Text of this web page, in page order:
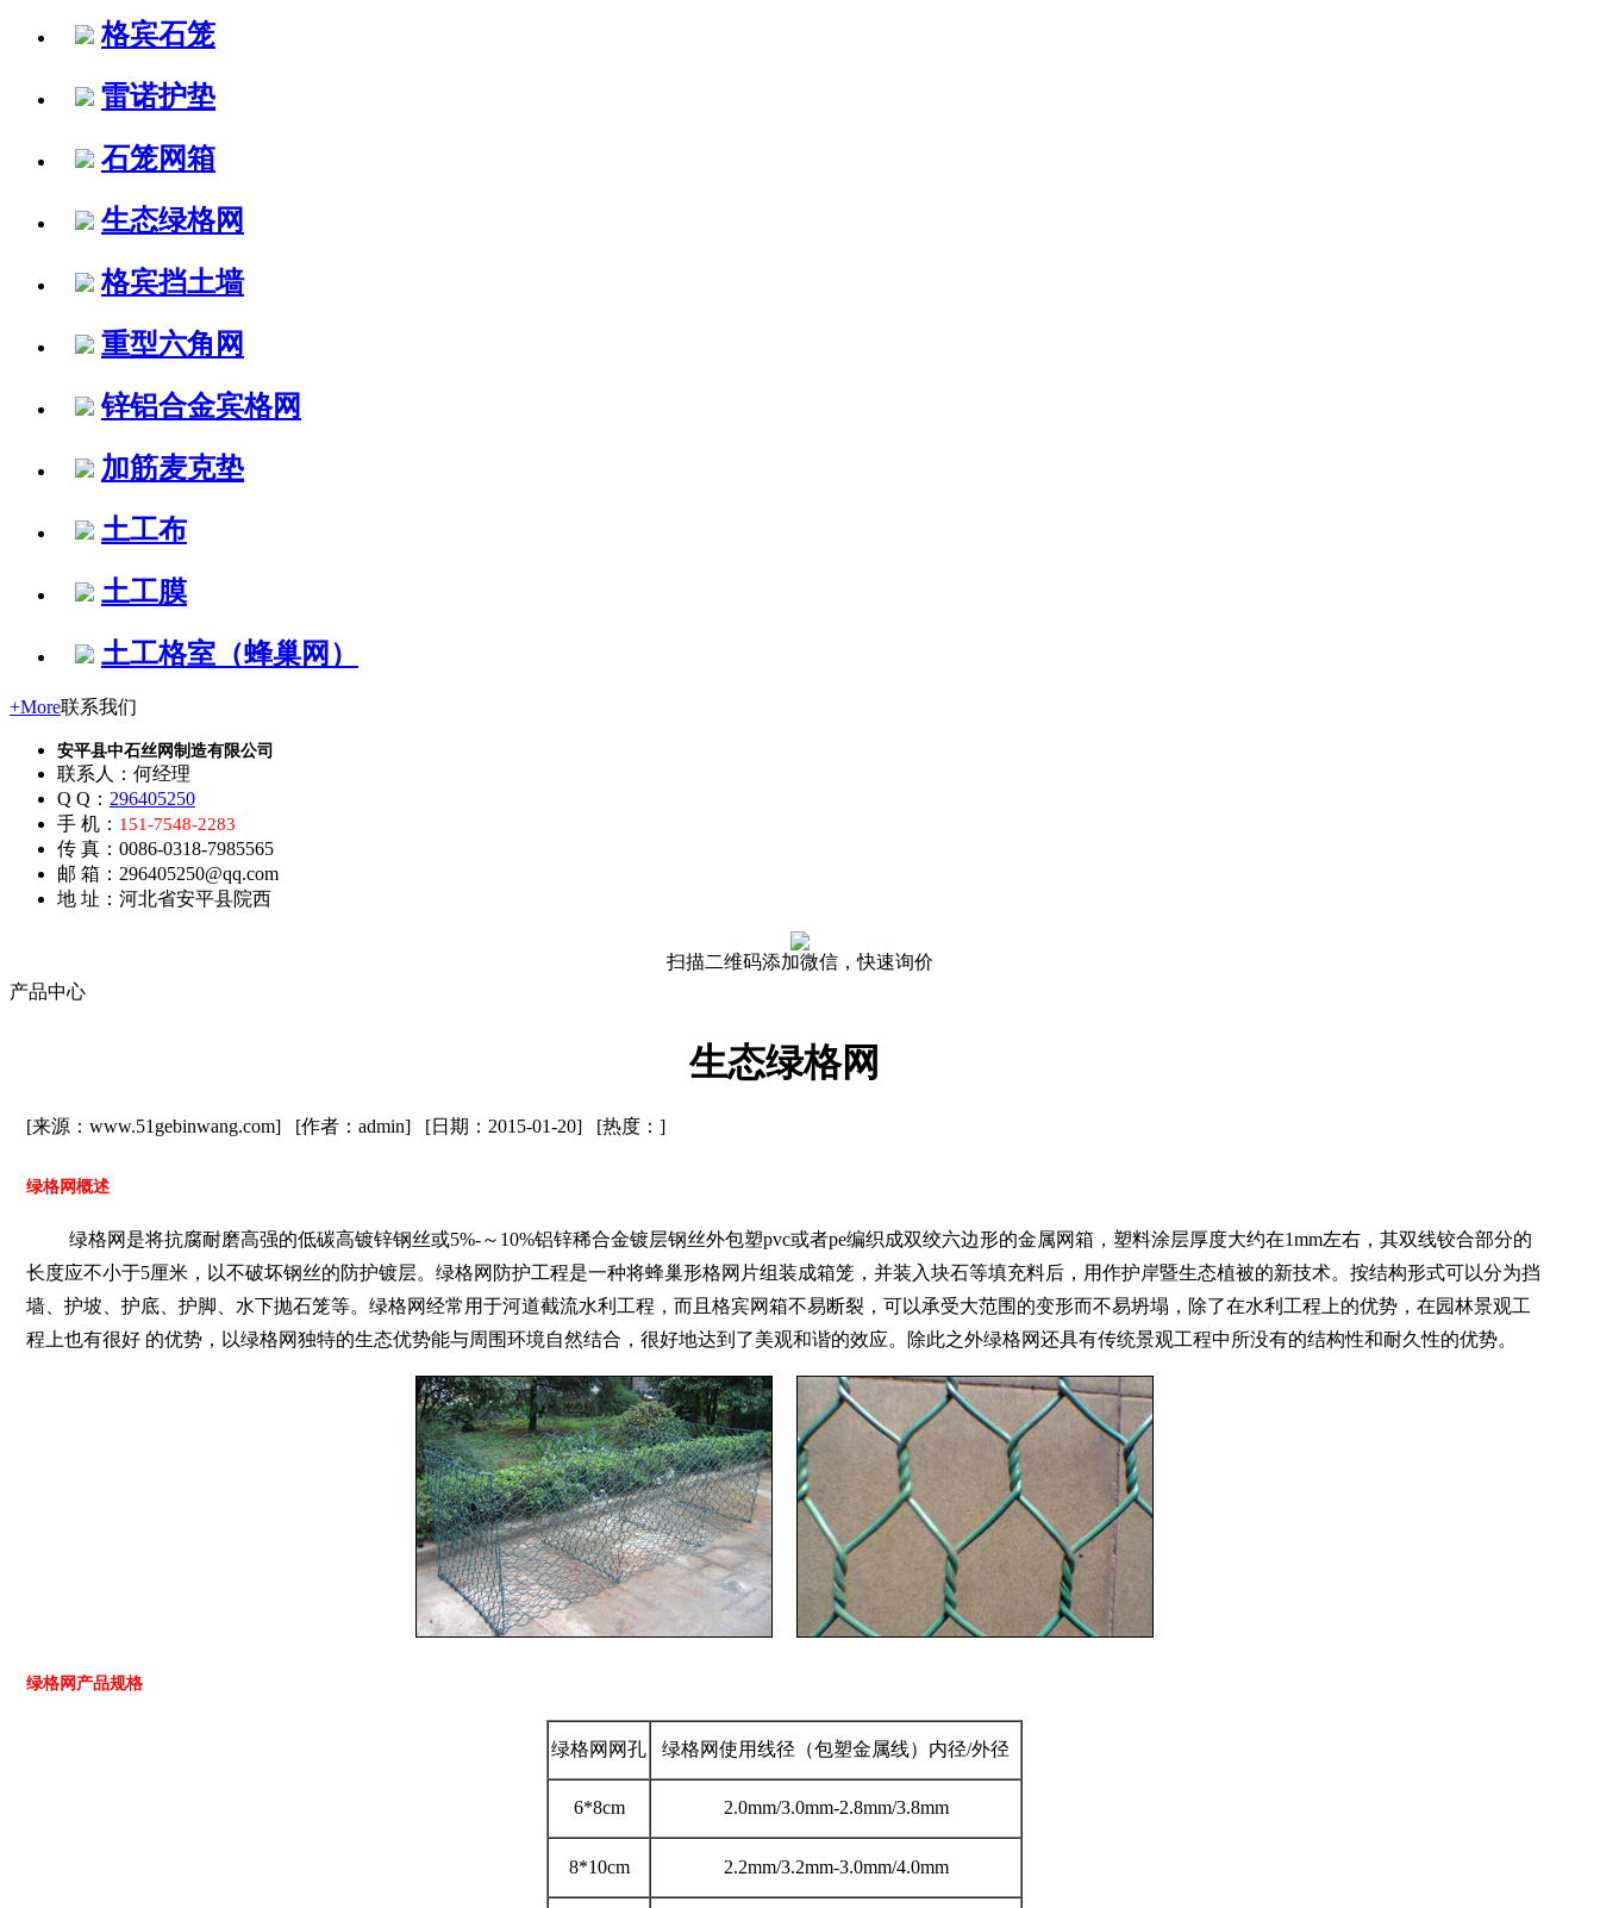
格宾石笼
雷诺护垫
石笼网箱
生态绿格网
格宾挡土墙
重型六角网
锌铝合金宾格网
加筋麦克垫
土工布
土工膜
土工格室（蜂巢网）
+More联系我们
安平县中石丝网制造有限公司
联系人：何经理
Q Q： 296405250
手 机： 151-7548-2283
传 真：0086-0318-7985565
邮 箱：296405250@qq.com
地 址：河北省安平县院西
扫描二维码添加微信，快速询价
产品中心
生态绿格网
[来源：www.51gebinwang.com] [作者：admin] [日期：2015-01-20] [热度： ]
绿格网概述
绿格网是将抗腐耐磨高强的低碳高镀锌钢丝或5%-～10%铝锌稀合金镀层钢丝外包塑pvc或者pe编织成双绞六边形的金属网箱，塑料涂层厚度大约在1mm左右，其双线铰合部分的
长度应不小于5厘米，以不破坏钢丝的防护镀层。绿格网防护工程是一种将蜂巢形格网片组装成箱笼，并装入块石等填充料后，用作护岸暨生态植被的新技术。按结构形式可以分为挡
墙、护坡、护底、护脚、水下抛石笼等。绿格网经常用于河道截流水利工程，而且格宾网箱不易断裂，可以承受大范围的变形而不易坍塌，除了在水利工程上的优势，在园林景观工
程上也有很好 的优势，以绿格网独特的生态优势能与周围环境自然结合，很好地达到了美观和谐的效应。除此之外绿格网还具有传统景观工程中所没有的结构性和耐久性的优势。
绿格网产品规格
绿格网网孔 绿格网使用线径（包塑金属线）内径/外径
6*8cm 2.0mm/3.0mm-2.8mm/3.8mm
8*10cm 2.2mm/3.2mm-3.0mm/4.0mm